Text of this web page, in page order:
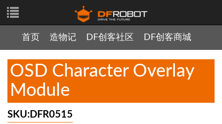
首页 造物记 DF创客社区 DF创客商城
OSD Character Overlay
Module
SKU:DFR0515